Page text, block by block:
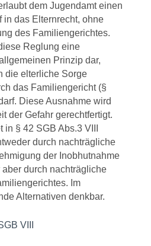
dem Jugendamt einen
in das Elternrecht, ohne
des Familiengerichtes.
Reglung eine
Prinzip dar,
die elterliche Sorge
das Familiengericht (§
Diese Ausnahme wird
der Gefahr gerechtfertigt.
§ 42 SGB Abs.3 VIII
durch nachträgliche
der Inobhutnahme
durch nachträgliche
Im
Alternativen denkbar.
VIII